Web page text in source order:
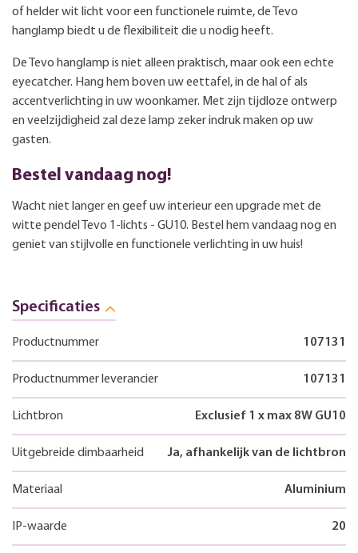
of helder wit licht voor een functionele ruimte, de Tevo
hanglamp biedt u de flexibiliteit die u nodig heeft.
De Tevo hanglamp is niet alleen praktisch, maar ook een echte
eyecatcher. Hang hem boven uw eettafel, in de hal of als
accentverlichting in uw woonkamer. Met zijn tijdloze ontwerp
en veelzijdigheid zal deze lamp zeker indruk maken op uw
gasten.
Bestel vandaag nog!
Wacht niet langer en geef uw interieur een upgrade met de
witte pendel Tevo 1-lichts - GU10. Bestel hem vandaag nog en
geniet van stijlvolle en functionele verlichting in uw huis!
Specificaties
Productnummer 107131
Productnummer leverancier 107131
Lichtbron Exclusief 1 x max 8W GU10
Uitgebreide dimbaarheid Ja, afhankelijk van de lichtbron
Materiaal Aluminium
IP-waarde 20